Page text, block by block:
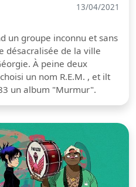
13/04/2021
un groupe inconnu et sans
désacralisée de la ville
À peine deux
un nom R.E.M. , et ilt
un album "Murmur".